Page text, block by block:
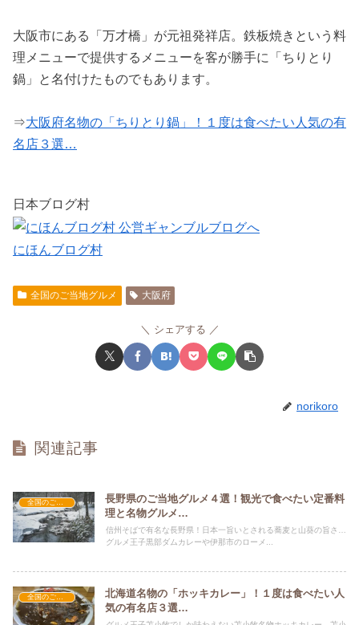
大阪市にある「万才橋」が元祖発祥店。鉄板焼きという料
理メニューで提供するメニューを客が勝手に「ちりとり
鍋」と名付けたものでもあります。
⇒大阪府名物の「ちりとり鍋」！１度は食べたい人気の有
名店３選…
日本ブログ村
にほんブログ村
全国のご当地グルメ 大阪府
シェアする
norikoro
関連記事
長野県のご当地グルメ４選！観光で食べたい定番料
理と名物グルメ…
信州そばで有名な長野県！日本一旨いとされる蕎麦と山葵の旨さ…
グルメ王子黒部ダムカレーや伊那市のローメ...
北海道名物の「ホッキカレー」！１度は食べたい人
気の有名店３選…